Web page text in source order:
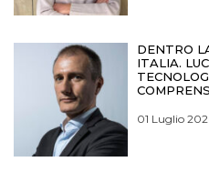
DENTRO
ITALIA.
01 Luglio